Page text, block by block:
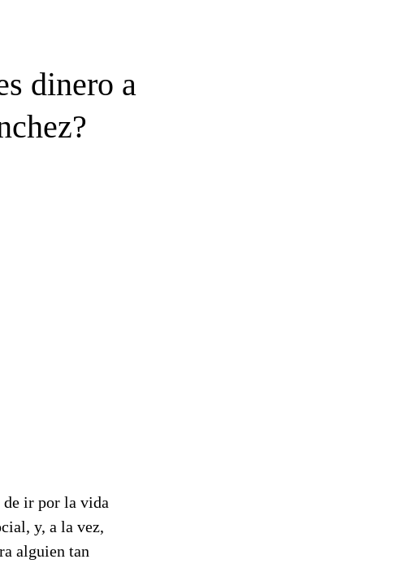
dinero a
de ir por la vida
y, a la vez,
alguien tan